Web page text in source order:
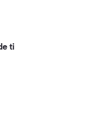
ti